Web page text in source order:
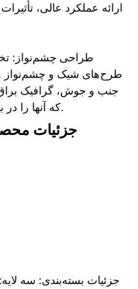
ارائه عملکرد عالی،
طراحی چشم‌نواز:
طرح‌های شیک و چشم‌نواز
جنب و جوش، گرافیک
که آنها را در بین محصولات متمایز می‌کند.
جزئیات
جزئیات بسته‌بندی: سه